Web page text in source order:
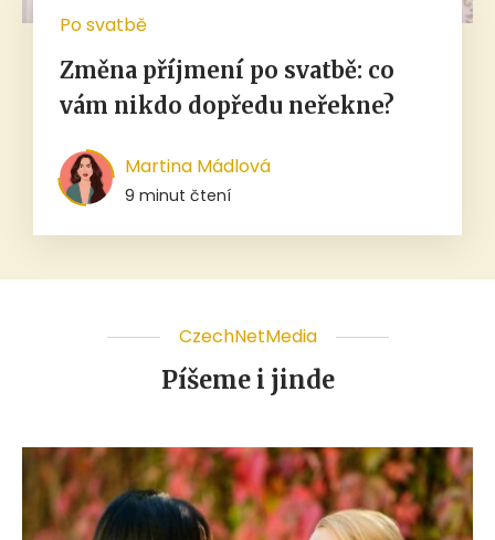
Po svatbě
Změna příjmení po svatbě: co
vám nikdo dopředu neřekne?
Martina Mádlová
9 minut čtení
CzechNetMedia
Píšeme i jinde